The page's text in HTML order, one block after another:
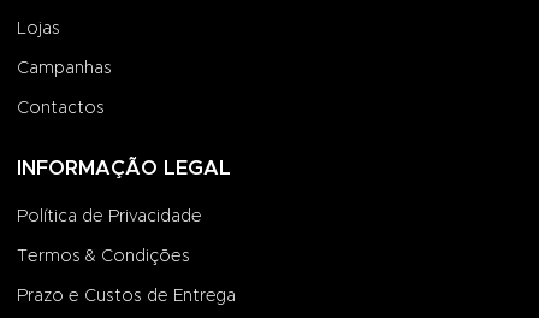
Lojas
Campanhas
Contactos
INFORMAÇÃO LEGAL
Política de Privacidade
Termos & Condições
Prazo e Custos de Entrega